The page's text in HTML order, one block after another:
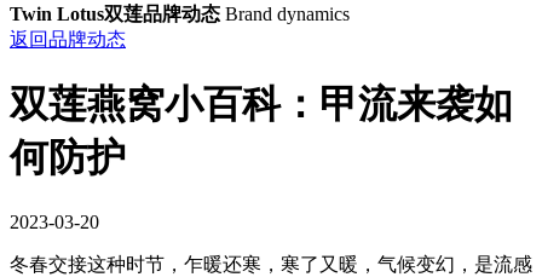
Twin Lotus双莲品牌动态 Brand dynamics
返回品牌动态
双莲燕窝小百科：甲流来袭如
何防护
2023-03-20
冬春交接这种时节，乍暖还寒，寒了又暖，气候变幻，是流感